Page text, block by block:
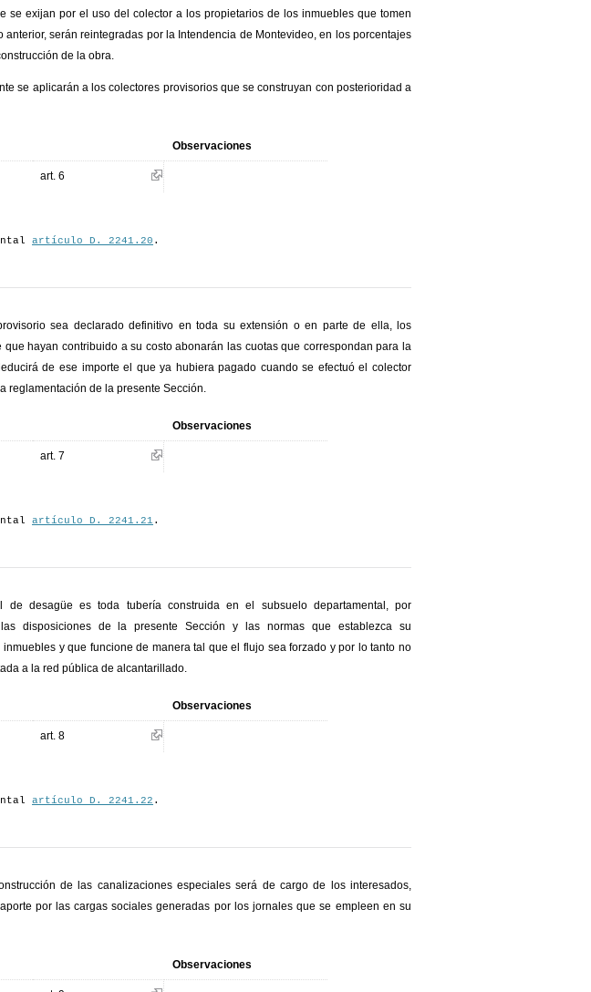
se exijan por el uso del colector a los propietarios de los inmuebles que tomen
serán reintegradas por la Intendencia de Montevideo, en los porcentajes
de la obra.
se aplicarán a los colectores provisorios que se construyan con posterioridad a
Observaciones
art. 6
artículo D. 2241.20 .
sea declarado definitivo en toda su extensión o en parte de ella, los
hayan contribuido a su costo abonarán las cuotas que correspondan para la
de ese importe el que ya hubiera pagado cuando se efectuó el colector
reglamentación de la presente Sección.
Observaciones
art. 7
artículo D. 2241.21 .
de desagüe es toda tubería construida en el subsuelo departamental, por
disposiciones de la presente Sección y las normas que establezca su
y que funcione de manera tal que el flujo sea forzado y por lo tanto no
a la red pública de alcantarillado.
Observaciones
art. 8
artículo D. 2241.22 .
de las canalizaciones especiales será de cargo de los interesados,
por las cargas sociales generadas por los jornales que se empleen en su
Observaciones